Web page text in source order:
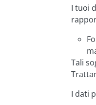
I tuoi
Tali
I dati